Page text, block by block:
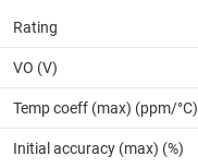
Rating
VO (V)
Temp coeff (max) (ppm/°C)
Initial accuracy (max) (%)